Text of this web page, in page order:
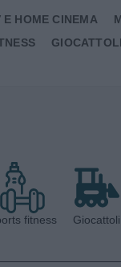
E HOME CINEMA
GIOCATTOLI
fitness Giocattoli